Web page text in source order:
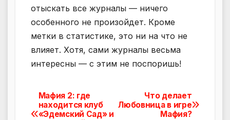
отыскать все журналы — ничего
особенного не произойдет. Кроме
метки в статистике, это ни на что не
влияет. Хотя, сами журналы весьма
интересны — с этим не поспоришь!
Навигация
Что делает
Любовница в игре
Мафия?
Мафия 2: где
находится клуб
«Эдемский Сад» и